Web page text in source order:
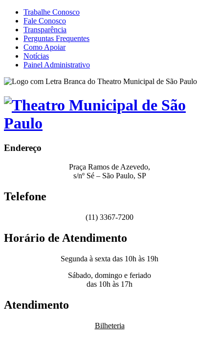
Trabalhe Conosco
Fale Conosco
Transparência
Perguntas Frequentes
Como Apoiar
Notícias
Painel Administrativo
Endereço
Praça Ramos de Azevedo,
s/nº Sé – São Paulo, SP
Telefone
(11) 3367-7200
Horário de Atendimento
Segunda à sexta das 10h às 19h
Sábado, domingo e feriado
das 10h às 17h
Atendimento
Bilheteria